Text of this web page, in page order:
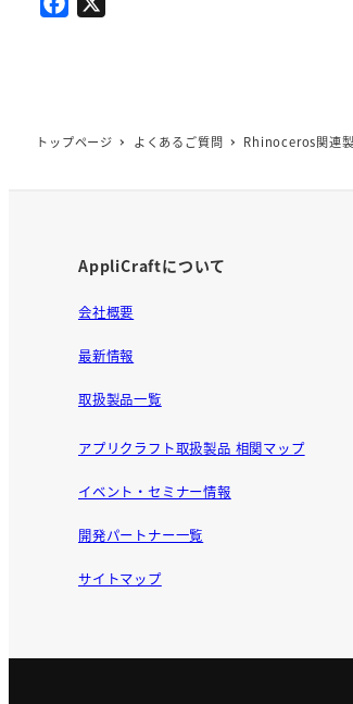
o
トップページ よくあるご質問 Rhinoceros関連
AppliCraftについて
会社概要
最新情報
取扱製品一覧
アプリクラフト取扱製品 相関マップ
イベント・セミナー情報
開発パートナー一覧
サイトマップ